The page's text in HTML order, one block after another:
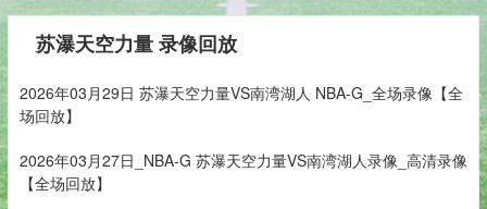
苏瀑天空力量 录像回放
2026年03月29日 苏瀑天空力量VS南湾湖人 NBA-G_全场录像【全
场回放】
2026年03月27日_NBA-G 苏瀑天空力量VS南湾湖人录像_高清录像
【全场回放】